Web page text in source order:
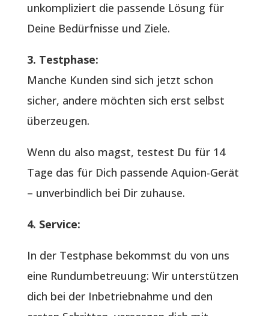
unkompliziert die passende Lösung für
Deine Bedürfnisse und Ziele.
3. Testphase:
Manche Kunden sind sich jetzt schon
sicher, andere möchten sich erst selbst
überzeugen.
Wenn du also magst, testest Du für 14
Tage das für Dich passende Aquion-Gerät
– unverbindlich bei Dir zuhause.
4. Service:
In der Testphase bekommst du von uns
eine Rundumbetreuung: Wir unterstützen
dich bei der Inbetriebnahme und den